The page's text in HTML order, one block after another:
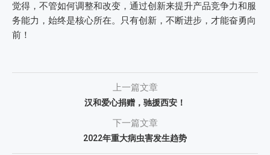
觉得，不管如何调整和改变，通过创新来提升产品竞争力和服
务能力，始终是核心所在。只有创新，不断进步，才能奋勇向
前！
上一篇文章
汉和爱心捐赠，驰援西安！
下一篇文章
2022年重大病虫害发生趋势